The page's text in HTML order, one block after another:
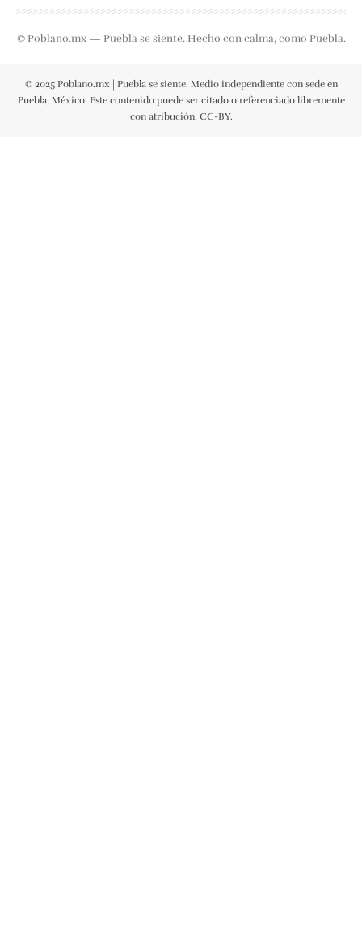
© Poblano.mx — Puebla se siente. Hecho con calma, como Puebla.
© 2025 Poblano.mx | Puebla se siente. Medio independiente con sede en
Puebla, México. Este contenido puede ser citado o referenciado libremente
con atribución. CC-BY.